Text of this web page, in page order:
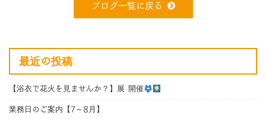
ブログ一覧に戻る
最近の投稿
【浴衣で花火を見ませんか？】展 開催
業務日のご案内【7～8月】